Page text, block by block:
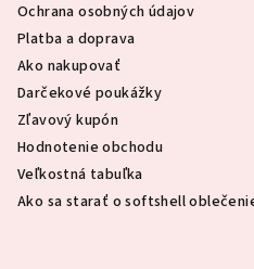
Ochrana osobných údajov
Platba a doprava
Ako nakupovať
Darčekové poukážky
Zľavový kupón
Hodnotenie obchodu
Veľkostná tabuľka
Ako sa starať o softshell